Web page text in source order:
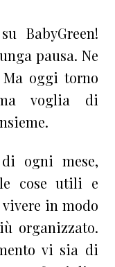
BabyGreen!
pausa. Ne
oggi torno
voglia di
ogni mese,
cose utili e
in modo
organizzato.
vi sia di